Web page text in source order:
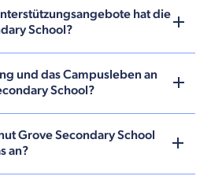
hat die
School?
und das Campusleben an
School?
Grove Secondary School
an?